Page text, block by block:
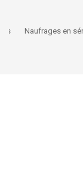
Naufrages en série